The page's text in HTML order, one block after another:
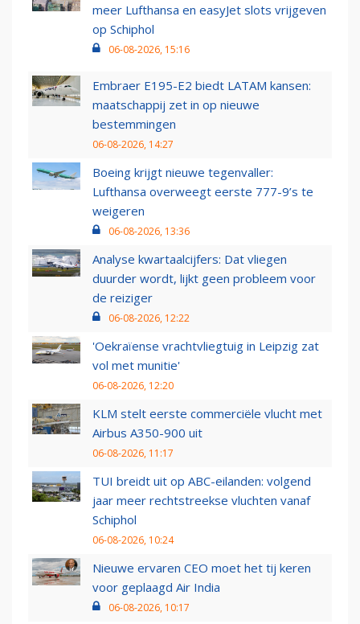
meer Lufthansa en easyJet slots vrijgeven
op Schiphol
06-08-2026, 15:16
Embraer E195-E2 biedt LATAM kansen:
maatschappij zet in op nieuwe
bestemmingen
06-08-2026, 14:27
Boeing krijgt nieuwe tegenvaller:
Lufthansa overweegt eerste 777-9’s te
weigeren
06-08-2026, 13:36
Analyse kwartaalcijfers: Dat vliegen
duurder wordt, lijkt geen probleem voor
de reiziger
06-08-2026, 12:22
'Oekraïense vrachtvliegtuig in Leipzig zat
vol met munitie'
06-08-2026, 12:20
KLM stelt eerste commerciële vlucht met
Airbus A350-900 uit
06-08-2026, 11:17
TUI breidt uit op ABC-eilanden: volgend
jaar meer rechtstreekse vluchten vanaf
Schiphol
06-08-2026, 10:24
Nieuwe ervaren CEO moet het tij keren
voor geplaagd Air India
06-08-2026, 10:17